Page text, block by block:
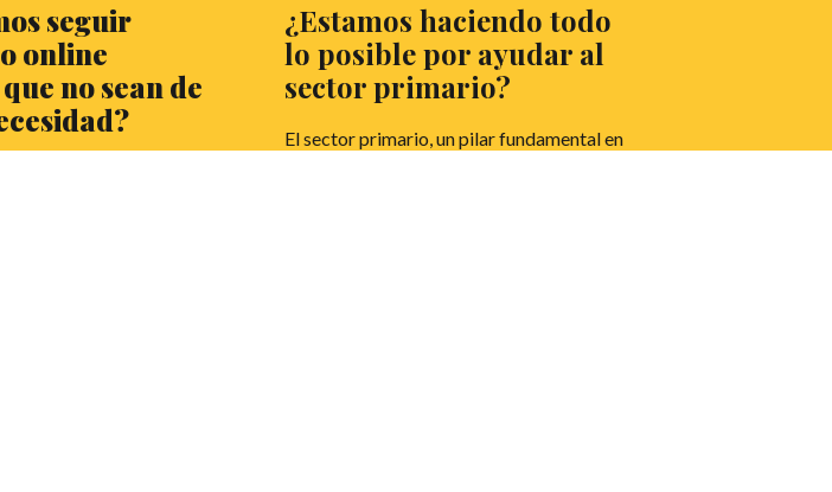
seguir
online
no sean de
¿Estamos haciendo todo
lo posible por ayudar al
sector primario?
El sector primario, un pilar fundamental en